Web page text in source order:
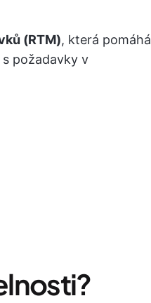
(RTM), která pomáhá
požadavky v